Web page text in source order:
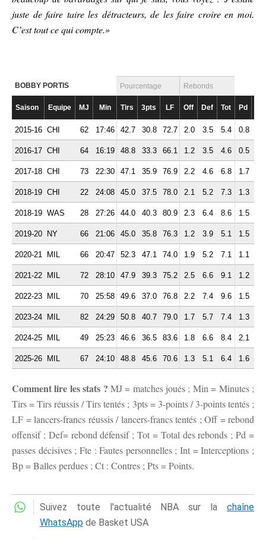
juste de faire taire les détracteurs, de les faire croire en moi.
C’est tout ce qui compte.»
BOBBY PORTIS Pourcentage Rebonds
Saison Equipe MJ Min Tirs 3pts LF Off Def Tot Pd
2015-16 CHI 62 17:46 42.7 30.8 72.7 2.0 3.5 5.4 0.8
2016-17 CHI 64 16:19 48.8 33.3 66.1 1.2 3.5 4.6 0.5
2017-18 CHI 73 22:30 47.1 35.9 76.9 2.2 4.6 6.8 1.7
2018-19 CHI 22 24:08 45.0 37.5 78.0 2.1 5.2 7.3 1.3
2018-19 WAS 28 27:26 44.0 40.3 80.9 2.3 6.4 8.6 1.5
2019-20 NY 66 21:06 45.0 35.8 76.3 1.2 3.9 5.1 1.5
2020-21 MIL 66 20:47 52.3 47.1 74.0 1.9 5.2 7.1 1.1
2021-22 MIL 72 28:10 47.9 39.3 75.2 2.5 6.6 9.1 1.2
2022-23 MIL 70 25:58 49.6 37.0 76.8 2.2 7.4 9.6 1.5
2023-24 MIL 82 24:29 50.8 40.7 79.0 1.7 5.7 7.4 1.3
2024-25 MIL 49 25:23 46.6 36.5 83.6 1.8 6.6 8.4 2.1
2025-26 MIL 67 24:10 48.8 45.6 70.6 1.3 5.1 6.4 1.6
Comment lire les stats ? MJ = matches joués ; Min = Minutes ;
Tirs = Tirs réussis / Tirs tentés ; 3pts = 3-points / 3-points tentés ;
LF = lancers-francs réussis / lancers-francs tentés ; Off = rebond
offensif ; Def= rebond défensif ; Tot = Total des rebonds ; Pd =
passes décisives ; Fte : Fautes personnelles ; Int = Interceptions ;
Bp = Balles perdues ; Ct : Contres ; Pts = Points.
Suivez toute l'actualité NBA sur la chaîne
WhatsApp de Basket USA